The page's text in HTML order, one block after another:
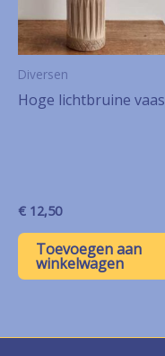
Diversen
Hoge lichtbruine vaas
€ 12,50
Toevoegen aan
winkelwagen